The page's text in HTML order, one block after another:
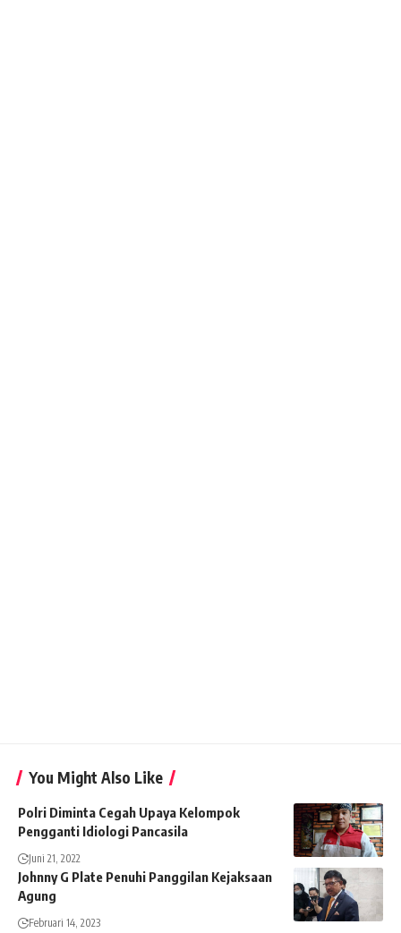
You Might Also Like
Polri Diminta Cegah Upaya Kelompok
Pengganti Idiologi Pancasila
Juni 21, 2022
Johnny G Plate Penuhi Panggilan Kejaksaan
Agung
Februari 14, 2023